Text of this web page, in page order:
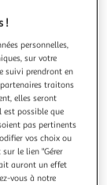
- 2 étages
étages pour
!
personnelles,
sur votre
suivi prendront en
traitons
elles seront
est possible que
pas pertinents
vos choix ou
le lien "Gérer
auront un effet
vous à notre